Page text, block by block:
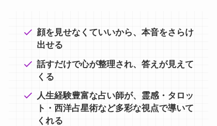
顔を見せなくていいから、本音をさらけ
出せる
話すだけで心が整理され、答えが見えて
くる
人生経験豊富な占い師が、霊感・タロッ
ト・西洋占星術など多彩な視点で導いて
くれる